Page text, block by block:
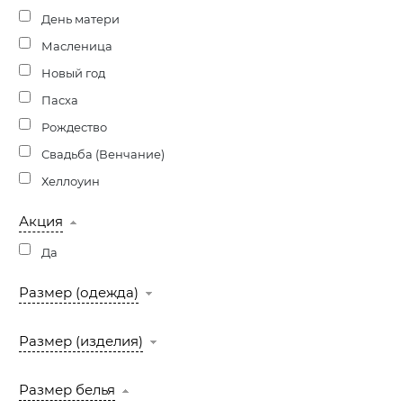
День матери
Масленица
Новый год
Пасха
Рождество
Свадьба (Венчание)
Хеллоуин
Акция
Да
Размер (одежда)
Размер (изделия)
Размер белья